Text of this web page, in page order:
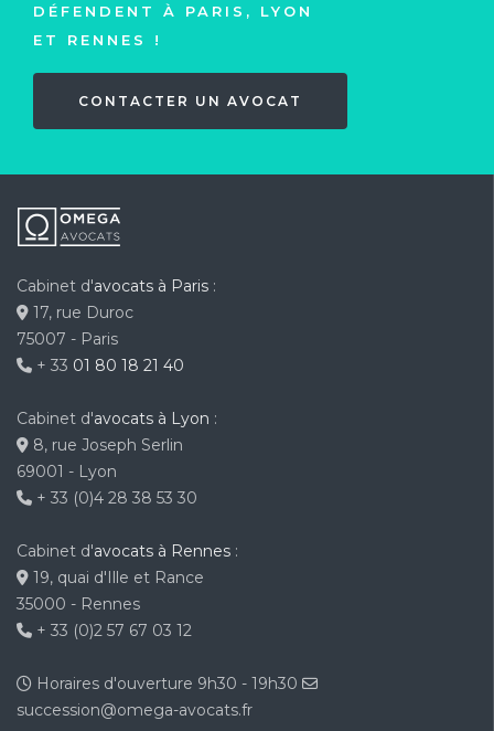
DÉFENDENT À PARIS, LYON
ET RENNES !
CONTACTER UN AVOCAT
Cabinet d'avocats à Paris :
17, rue Duroc
75007 - Paris
+ 33 01 80 18 21 40
Cabinet d'avocats à Lyon :
8, rue Joseph Serlin
69001 - Lyon
+ 33 (0)4 28 38 53 30
Cabinet d'avocats à Rennes :
19, quai d'Ille et Rance
35000 - Rennes
+ 33 (0)2 57 67 03 12
Horaires d'ouverture 9h30 - 19h30
succession@omega-avocats.fr